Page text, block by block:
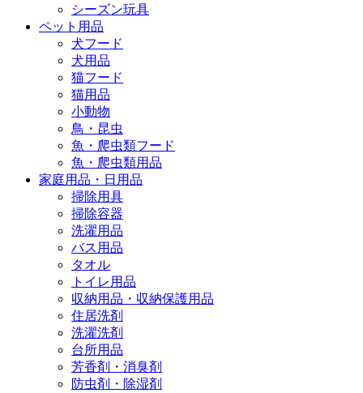
シーズン玩具
ペット用品
犬フード
犬用品
猫フード
猫用品
小動物
鳥・昆虫
魚・爬虫類フード
魚・爬虫類用品
家庭用品・日用品
掃除用具
掃除容器
洗濯用品
バス用品
タオル
トイレ用品
収納用品・収納保護用品
住居洗剤
洗濯洗剤
台所用品
芳香剤・消臭剤
防虫剤・除湿剤